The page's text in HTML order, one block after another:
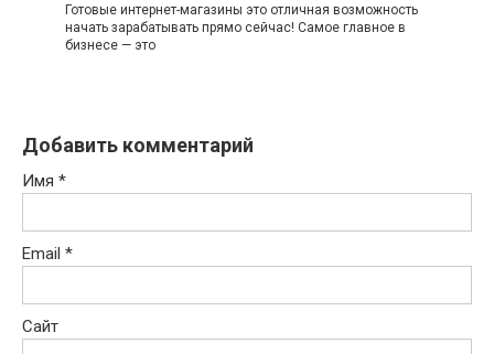
Готовые интернет-магазины это отличная возможность
начать зарабатывать прямо сейчас! Самое главное в
бизнесе — это
Добавить комментарий
Имя *
Email *
Сайт